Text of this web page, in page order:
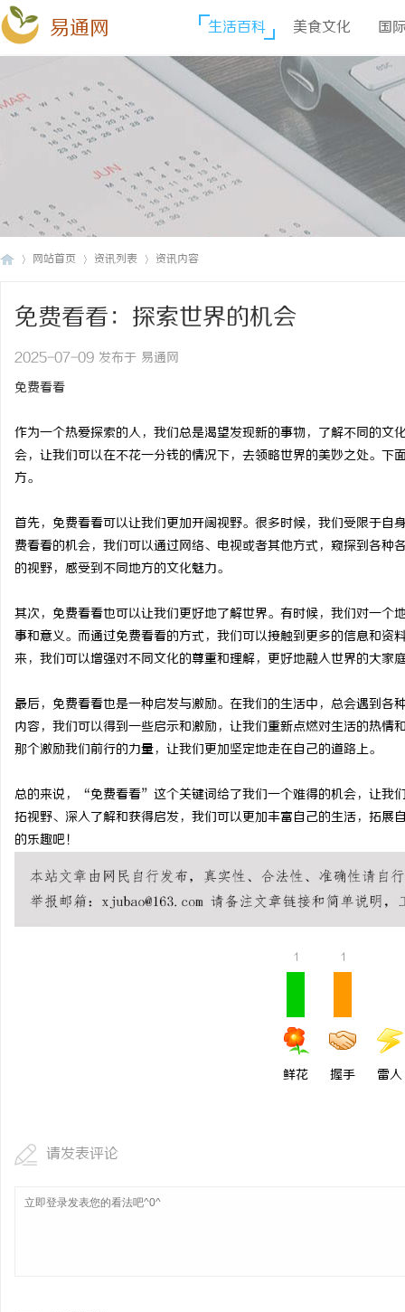
易通网 生活百科 美食文化 国
网站首页 资讯列表 资讯内容
免费看看：探索世界的机会
2025-07-09 发布于 易通网
免费看看
作为一个热爱探索的人，我们总是渴望发现新的事物，了解不同的
会，让我们可以在不花一分钱的情况下，去领略世界的美妙之处。
方。
首先，免费看看可以让我们更加开阔视野。很多时候，我们受限于
费看看的机会，我们可以通过网络、电视或者其他方式，窥探到各
的视野，感受到不同地方的文化魅力。
其次，免费看看也可以让我们更好地了解世界。有时候，我们对一
事和意义。而通过免费看看的方式，我们可以接触到更多的信息和
来，我们可以增强对不同文化的尊重和理解，更好地融入世界的大家
最后，免费看看也是一种启发与激励。在我们的生活中，总会遇到
内容，我们可以得到一些启示和激励，让我们重新点燃对生活的热
那个激励我们前行的力量，让我们更加坚定地走在自己的道路上。
总的来说，“免费看看”这个关键词给了我们一个难得的机会，让我
拓视野、深入了解和获得启发，我们可以更加丰富自己的生活，拓
的乐趣吧！
1
鲜花
1
握手 雷人
请发表评论